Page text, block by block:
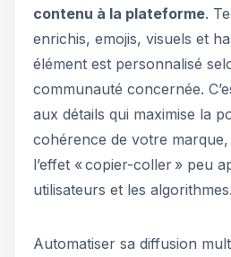
contenu à la plateforme.
enrichis, emojis, visuels et
élément est personnalisé
communauté concernée.
aux détails qui maximise la
cohérence de votre
l’effet « copier-coller » peu
utilisateurs et les algorithmes.
Automatiser sa diffusion